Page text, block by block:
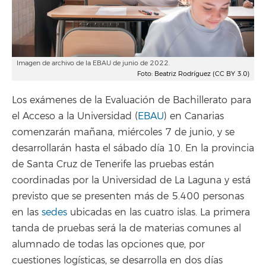
Imagen de archivo de la EBAU de junio de 2022.
Foto: Beatriz Rodríguez (CC BY 3.0)
Los exámenes de la Evaluación de Bachillerato para
el Acceso a la Universidad (EBAU) en Canarias
comenzarán mañana, miércoles 7 de junio, y se
desarrollarán hasta el sábado día 10. En la provincia
de Santa Cruz de Tenerife las pruebas están
coordinadas por la Universidad de La Laguna y está
previsto que se presenten más de 5.400 personas
en las sedes ubicadas en las cuatro islas. La primera
tanda de pruebas será la de materias comunes al
alumnado de todas las opciones que, por
cuestiones logísticas, se desarrolla en dos días